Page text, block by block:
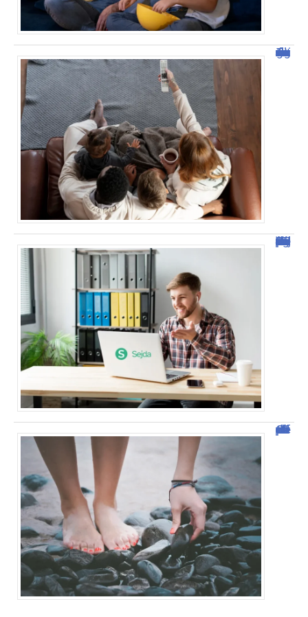
Tout savoir sur malgrim.com : fonctionnalités et avantages
Sejda : l’outil idéal pour manipuler vos PDF en ligne
Comment vendre des photos de ses pieds efficacement ?